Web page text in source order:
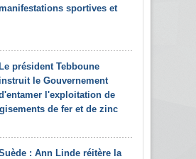
sportives et
Le président Tebboune
instruit le Gouvernement
l'exploitation de
de fer et de zinc
: Ann Linde réitère la